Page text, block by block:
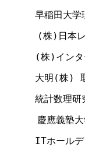
早稲田大学理
(株)日本レ
(株)インター
大明(
統計数理
慶應義塾
ITホールデ